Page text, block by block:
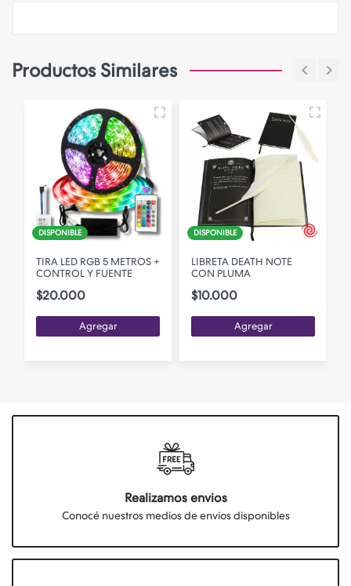
Productos Similares
DISPONIBLE
TIRA LED RGB 5 METROS +
CONTROL Y FUENTE
$20.000
Agregar
DISPONIBLE
LIBRETA DEATH NOTE
CON PLUMA
$10.000
Agregar
Realizamos envios
Conocé nuestros medios de envios disponibles